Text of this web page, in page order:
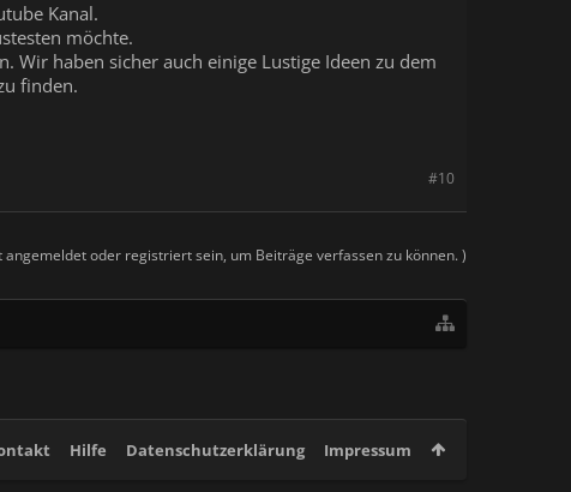
Kanal.
möchte.
Wir haben sicher auch einige Lustige Ideen zu dem
finden.
#10
angemeldet oder registriert sein, um Beiträge verfassen zu können. )
Hilfe Datenschutzerklärung Impressum